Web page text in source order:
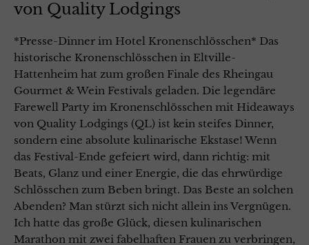
von Quality Lodgings
*Presse-Dinner im Hotel Kronenschlösschen* Das
historische Kronenschlösschen in Eltville-
Hattenheim hat zum großen Finale des Rheingau
Gourmet & Wein Festivals geladen. Die legendäre
Farewell Party im Kronenschlösschen mit Hideaways
von Quality Lodgings (QL) ist kein steifes Dinner,
sondern eine absolute kulinarische Ekstase! Wenn
das Festival-Ende gefeiert wird, dann richtig: mit
Beats, Glanz und einer Energie, die das ehrwürdige
Schlösschen zum Beben bringt. Das Beste an solchen
Abenden? Man stürzt sich nicht allein ins Vergnügen.
Ich hatte das große Glück, diesen kulinarischen
Marathon mit zwei fabelhaften Frauen zu verbringen,